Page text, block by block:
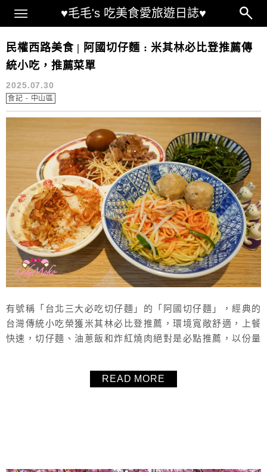
♥毛毛's 吃美食愛旅遊日誌♥
Main Menu
台北米其林必比登推薦
民權西路美食 | 阿國切仔麵 : 米其林必比登推薦傳
統小吃，推薦菜單
2025.07.30
食記 - 中山區
有號稱「台北三大必吃切仔麵」的「阿國切仔麵」，經典的
台灣傳統小吃榮獲米其林必比登推薦，環境寬敞舒適，上餐
快速，切仔麵、油蔥飯和炸紅燒肉絕對是必點推薦，以份量
READ MORE